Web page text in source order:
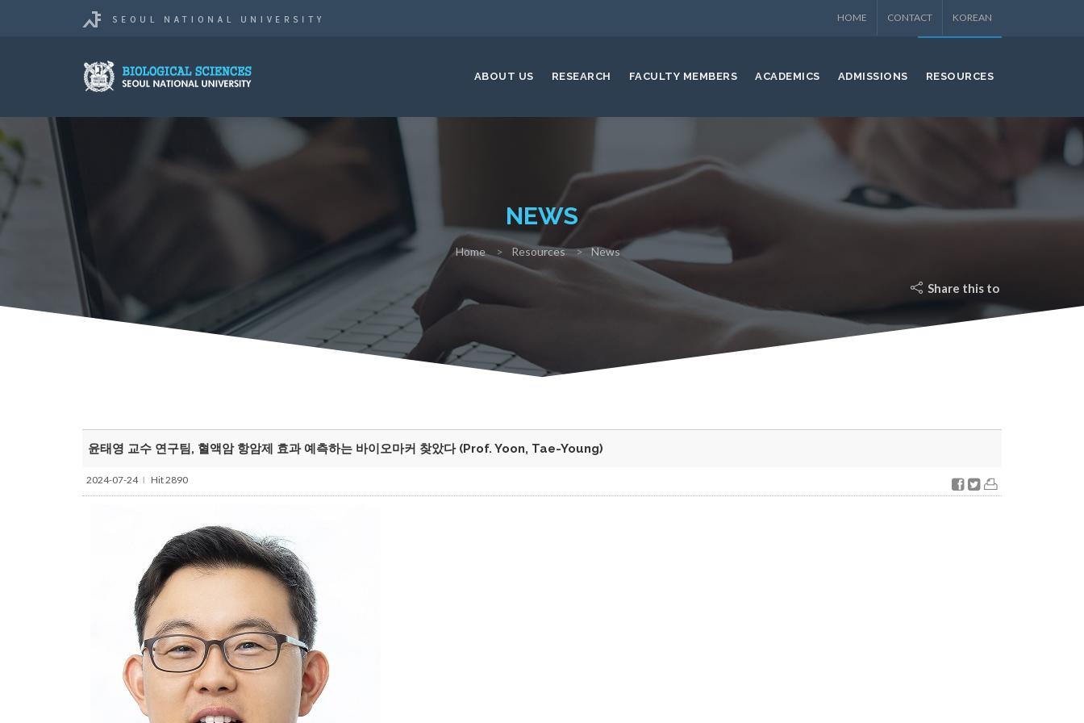
HOME CONTACT KOREAN
ABOUT US RESEARCH FACULTY MEMBERS ACADEMICS ADMISSIONS RESOURCES
NEWS
Home Resources News
Share this to
윤태영 교수 연구팀, 혈액암 항암제 효과 예측하는 바이오마커 찾았다 (Prof. Yoon, Tae-Young)
2024-07-24 Hit 2890